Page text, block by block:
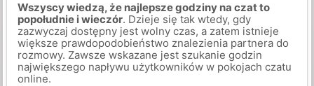
Wszyscy wiedzą, że najlepsze godziny na czat to
popołudnie i wieczór. Dzieje się tak wtedy, gdy
zazwyczaj dostępny jest wolny czas, a zatem istnieje
większe prawdopodobieństwo znalezienia partnera do
rozmowy. Zawsze wskazane jest szukanie godzin
największego napływu użytkowników w pokojach czatu
online.